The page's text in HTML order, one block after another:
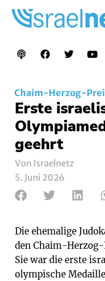
Chaim-Herzog-
Erste
geehrt
Von Israelnetz
5. Juni 2026
Die ehemalige
den Chaim-Herzog-
Sie war die erste
olympische